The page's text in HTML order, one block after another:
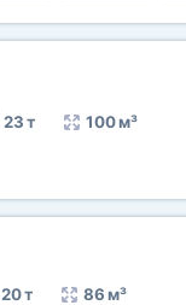
23 т 100 м³
20 т 86 м³